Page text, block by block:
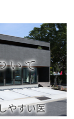
いて
やすい医